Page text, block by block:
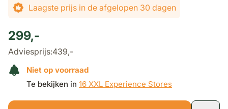
Laagste prijs in de afgelopen 30 dagen
299,-
Adviesprijs:439,-
Niet op voorraad
Te bekijken in 16 XXL Experience Stores